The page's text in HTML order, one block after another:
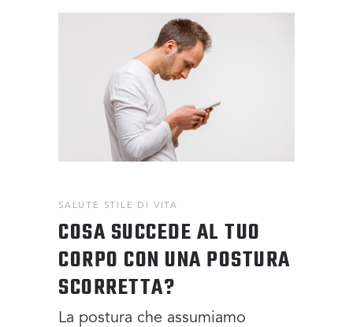
SALUTE STILE DI VITA
COSA SUCCEDE AL TUO
CORPO CON UNA POSTURA
SCORRETTA?
La postura che assumiamo